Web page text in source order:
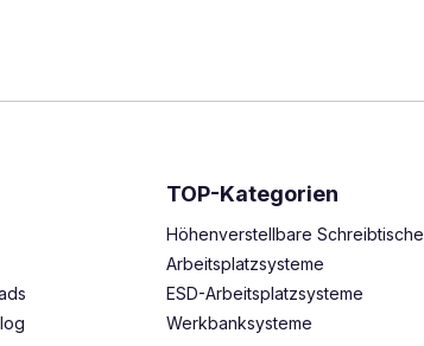
TOP-Kategorien
Höhenverstellbare Schreibtische
Arbeitsplatzsysteme
ESD-Arbeitsplatzsysteme
Werkbanksysteme